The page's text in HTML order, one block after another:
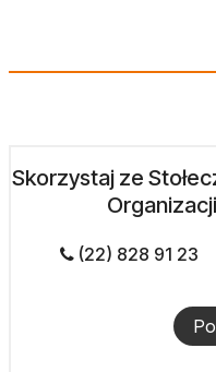
Skorzystaj ze
(22) 828 91 23